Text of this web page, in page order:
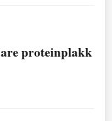
proteinplakk